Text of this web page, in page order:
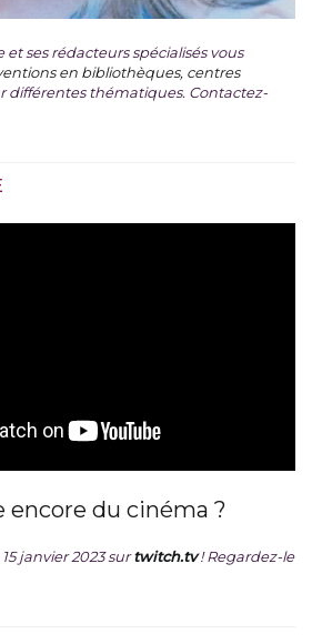
ses rédacteurs spécialisés vous
en bibliothèques, centres
différentes thématiques. Contactez-
encore du cinéma ?
janvier 2023 surtwitch.tv ! Regardez-le